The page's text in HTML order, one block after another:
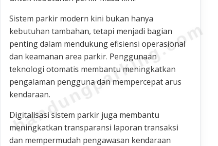
Sistem parkir modern kini bukan hanya
kebutuhan tambahan, tetapi menjadi bagian
penting dalam mendukung efisiensi operasional
dan keamanan area parkir. Penggunaan
teknologi otomatis membantu meningkatkan
pengalaman pengguna dan mempercepat arus
kendaraan.
Digitalisasi sistem parkir juga membantu
meningkatkan transparansi laporan transaksi
dan mempermudah pengawasan kendaraan
bandungparking.com